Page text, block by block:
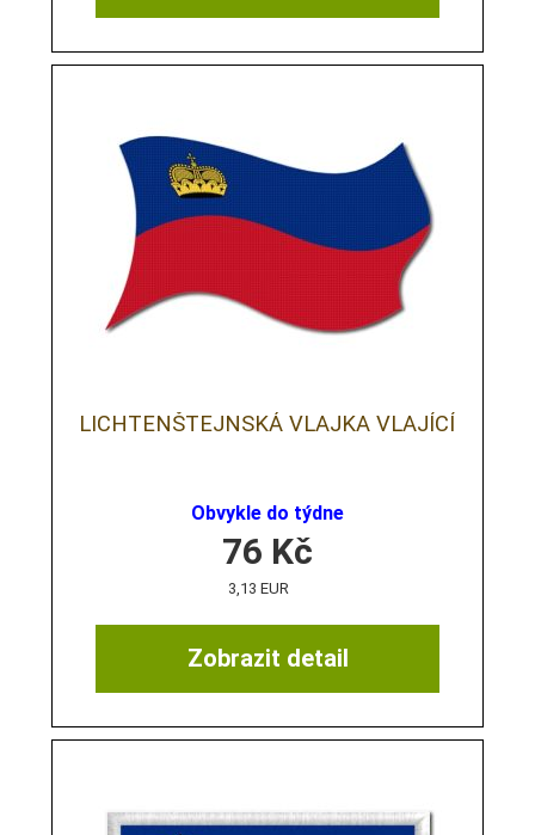
LICHTENŠTEJNSKÁ VLAJKA VLAJÍCÍ
Obvykle do týdne
Zobrazit detail
76 Kč
3,13 EUR